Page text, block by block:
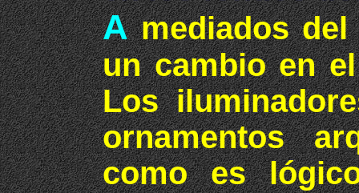
Amediados
un cambio en
Los
ornamentos
como es